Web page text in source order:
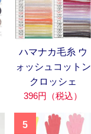
ハマナカ毛糸 ウ
ォッシュコットン
クロッシェ
396円（税込）
5